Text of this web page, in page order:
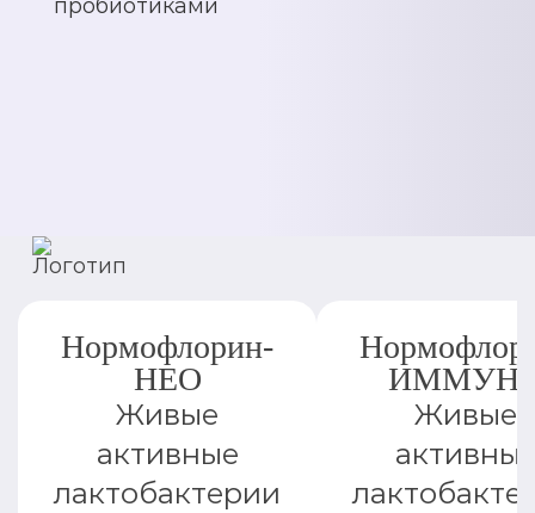
Нормофлорин-
НЕО
Живые
активные
лактобактерии
Живые